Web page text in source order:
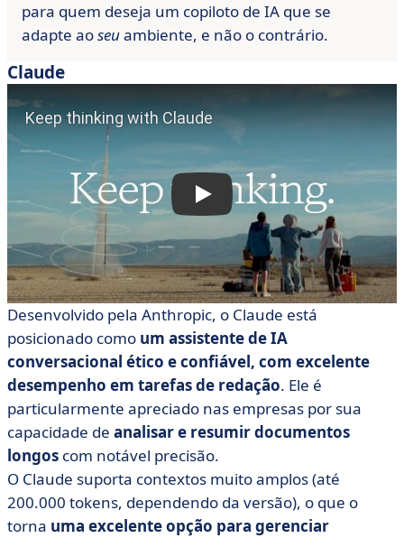
para quem deseja um copiloto de IA que se
adapte aoseuambiente, e não o contrário.
Claude
Desenvolvido pela Anthropic, o Claude está
posicionado como um assistente de IA
conversacional ético e confiável, com excelente
desempenho em tarefas de redação. Ele é
particularmente apreciado nas empresas por sua
capacidade de analisar e resumir documentos
longos com notável precisão.
O Claude suporta contextos muito amplos (até
200.000 tokens, dependendo da versão), o que o
torna uma excelente opção para gerenciar